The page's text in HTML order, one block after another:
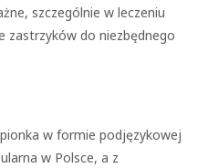
szczególnie w leczeniu
zastrzyków do niezbędnego
w formie podjęzykowej
w Polsce, a z